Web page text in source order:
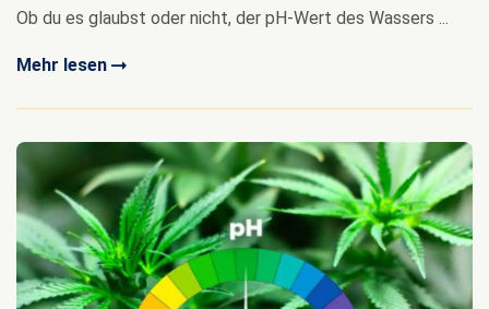
Ob du es glaubst oder nicht, der pH-Wert des Wassers ...
Mehr lesen